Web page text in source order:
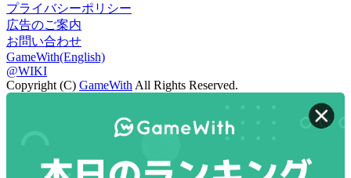
プライバシーポリシー
広告のご案内
お問い合わせ
GameWith(English)
@WIKI
Copyright (C) GameWith All Rights Reserved.